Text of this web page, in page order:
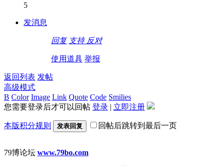
5
发消息
回复 支持 反对
使用道具 举报
返回列表 发帖
高级模式
B Color Image Link Quote Code Smilies
您需要登录后才可以回帖 登录 | 立即注册
本版积分规则 发表回复 回帖后跳转到最后一页
79博论坛 www.79bo.com